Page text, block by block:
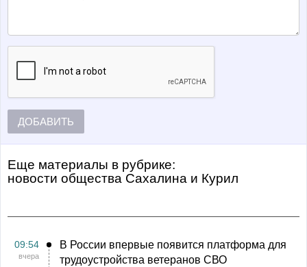
ДОБАВИТЬ
Еще материалы в рубрике:
Новости общества Сахалина и Курил
09:54
вчера
В России впервые появится платформа для
трудоустройства ветеранов СВО